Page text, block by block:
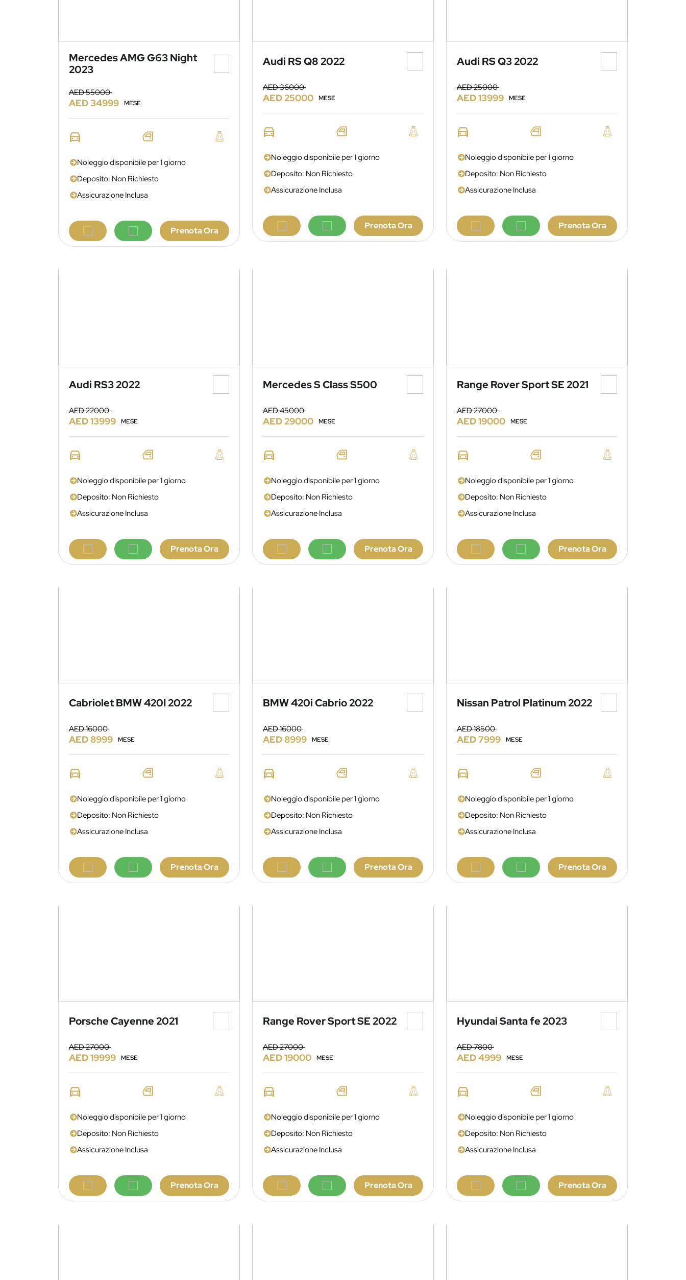
Mercedes AMG G63 Night
2023
AED 55000
AED 34999 MESE
Noleggio disponibile per 1 giorno
Deposito: Non Richiesto
Assicurazione Inclusa
Prenota Ora
Audi RS Q8 2022
AED 36000
AED 25000 MESE
Noleggio disponibile per 1 giorno
Deposito: Non Richiesto
Assicurazione Inclusa
Prenota Ora
Audi RS Q3 2022
AED 25000
AED 13999 MESE
Noleggio disponibile per 1 giorno
Deposito: Non Richiesto
Assicurazione Inclusa
Prenota Ora
Audi RS3 2022
AED 22000
AED 13999 MESE
Noleggio disponibile per 1 giorno
Deposito: Non Richiesto
Assicurazione Inclusa
Prenota Ora
Mercedes S Class S500
AED 45000
AED 29000 MESE
Noleggio disponibile per 1 giorno
Deposito: Non Richiesto
Assicurazione Inclusa
Prenota Ora
Range Rover Sport SE 2021
AED 27000
AED 19000 MESE
Noleggio disponibile per 1 giorno
Deposito: Non Richiesto
Assicurazione Inclusa
Prenota Ora
Cabriolet BMW 420I 2022
AED 16000
AED 8999 MESE
Noleggio disponibile per 1 giorno
Deposito: Non Richiesto
Assicurazione Inclusa
Prenota Ora
BMW 420i Cabrio 2022
AED 16000
AED 8999 MESE
Noleggio disponibile per 1 giorno
Deposito: Non Richiesto
Assicurazione Inclusa
Prenota Ora
Nissan Patrol Platinum 2022
AED 18500
AED 7999 MESE
Noleggio disponibile per 1 giorno
Deposito: Non Richiesto
Assicurazione Inclusa
Prenota Ora
Porsche Cayenne 2021
AED 27000
AED 19999 MESE
Noleggio disponibile per 1 giorno
Deposito: Non Richiesto
Assicurazione Inclusa
Prenota Ora
Range Rover Sport SE 2022
AED 27000
AED 19000 MESE
Noleggio disponibile per 1 giorno
Deposito: Non Richiesto
Assicurazione Inclusa
Prenota Ora
Hyundai Santa fe 2023
AED 7800
AED 4999 MESE
Noleggio disponibile per 1 giorno
Deposito: Non Richiesto
Assicurazione Inclusa
Prenota Ora